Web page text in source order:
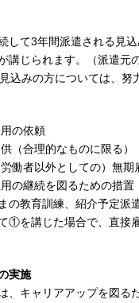
して3年間派遣される見
講じられます。（派遣元
込みの方については、努
の依頼
（合理的なものに限る）
働者以外としての）無期
の継続を図るための措置
の教育訓練、紹介予定派
①を講じた場合で、直接
実施
、キャリアアップを図る